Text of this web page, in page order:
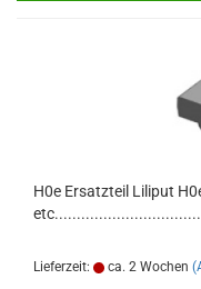
H0e Ersatzteil Liliput
Lieferzeit: ca. 2 Wochen